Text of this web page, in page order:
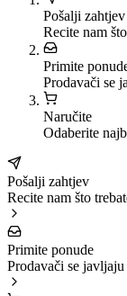
Pošalji zahtjev
Recite nam
Primite
Prodavači se
Naručite
Odaberite
Pošalji zahtjev
Recite nam što
Primite ponude
Prodavači se javljaju